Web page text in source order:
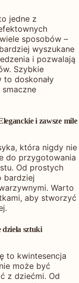
jedne z
sposobów –
wyszukane
i pozwalają
Szybkie
doskonały
i zawsze mile
która nigdy nie
do przygotowania
Od prostych
bardziej
Warto
aby stworzyć
sztuki
to kwintesencja
może być
z dziećmi. Od